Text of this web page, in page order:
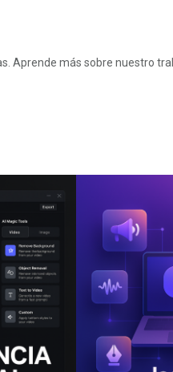
Aprende más sobre nuestro